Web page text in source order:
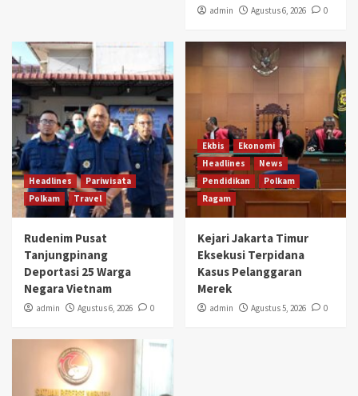
admin Agustus 6, 2026 0
Headlines
Pariwisata
Polkam
Travel
Rudenim Pusat
Tanjungpinang
Deportasi 25 Warga
Negara Vietnam
admin Agustus 6, 2026 0
Ekbis
Ekonomi
Headlines
News
Pendidikan
Polkam
Ragam
Kejari Jakarta Timur
Eksekusi Terpidana
Kasus Pelanggaran
Merek
admin Agustus 5, 2026 0